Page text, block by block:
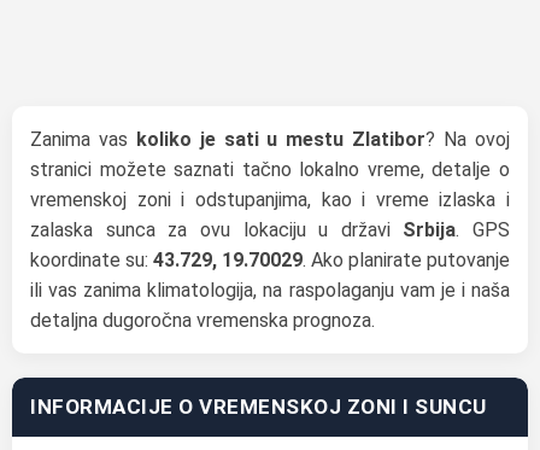
Zanima vas koliko je sati u mestu Zlatibor? Na ovoj
stranici možete saznati tačno lokalno vreme, detalje o
vremenskoj zoni i odstupanjima, kao i vreme izlaska i
zalaska sunca za ovu lokaciju u državi Srbija. GPS
koordinate su: 43.729, 19.70029. Ako planirate putovanje
ili vas zanima klimatologija, na raspolaganju vam je i naša
detaljna dugoročna vremenska prognoza.
INFORMACIJE O VREMENSKOJ ZONI I SUNCU